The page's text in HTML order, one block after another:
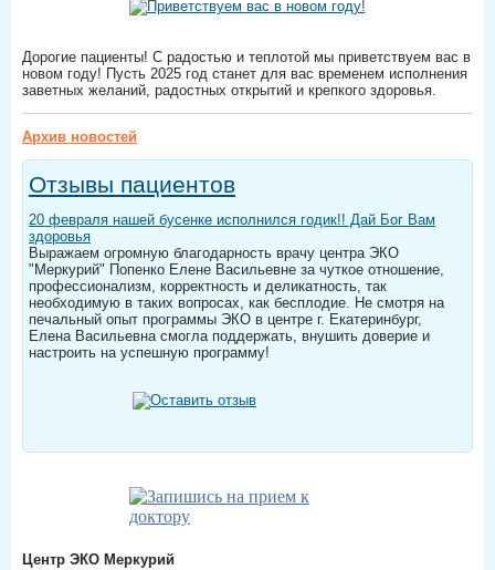
Дорогие пациенты! С радостью и теплотой мы приветствуем вас в
новом году! Пусть 2025 год станет для вас временем исполнения
заветных желаний, радостных открытий и крепкого здоровья.
Архив новостей
Отзывы пациентов
20 февраля нашей бусенке исполнился годик!! Дай Бог Вам
здоровья
Выражаем огромную благодарность врачу центра ЭКО
"Меркурий" Попенко Елене Васильевне за чуткое отношение,
профессионализм, корректность и деликатность, так
необходимую в таких вопросах, как бесплодие. Не смотря на
печальный опыт программы ЭКО в центре г. Екатеринбург,
Елена Васильевна смогла поддержать, внушить доверие и
настроить на успешную программу!
Центр ЭКО Меркурий